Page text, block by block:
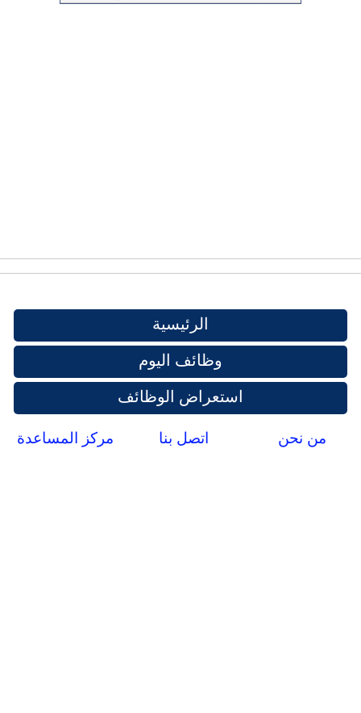
الرئيسية
وظائف اليوم
استعراض الوظائف
من نحن اتصل بنا مركز المساعدة